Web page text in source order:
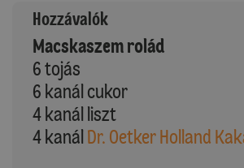
Hozzávalók
Macskaszem rolád
6 tojás
6 kanál cukor
4 kanál liszt
4 kanálDr. Oetker Holland